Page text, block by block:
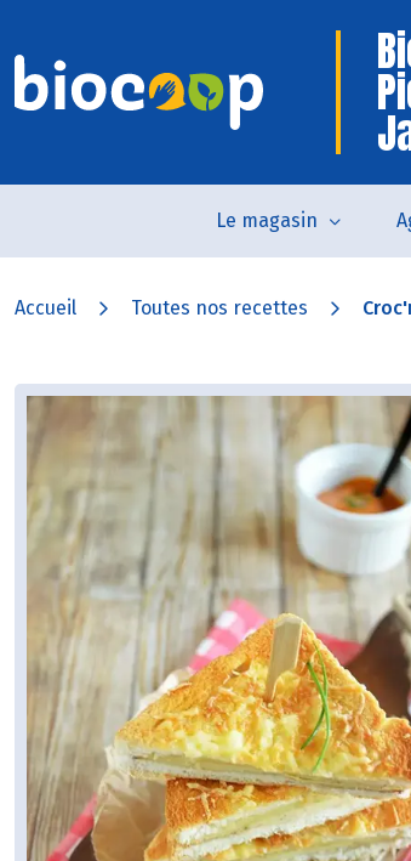
Le magasin
Accueil Toutes nos recettes